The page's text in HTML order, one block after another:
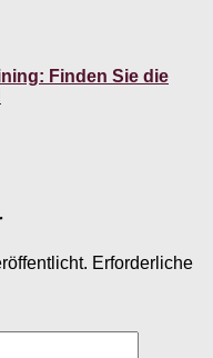
Finden Sie die
Erforderliche